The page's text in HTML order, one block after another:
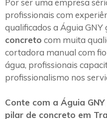
profissionais com
qualificados a Águia GNY
concreto com muita
cortadora manual com
água, profissionais
profissionalismo nos
Conte com a Águia
pilar de concreto em